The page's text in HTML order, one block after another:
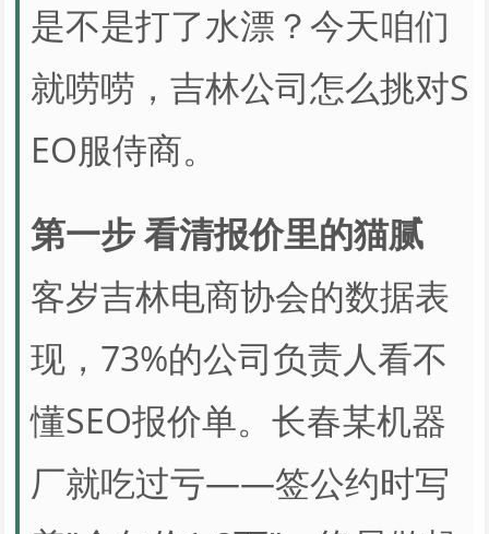
是不是打了水漂？今天咱们
就唠唠，吉林公司怎么挑对S
EO服侍商。
第一步 看清报价里的猫腻
客岁吉林电商协会的数据表
现，73%的公司负责人看不
懂SEO报价单。长春某机器
厂就吃过亏——签公约时写